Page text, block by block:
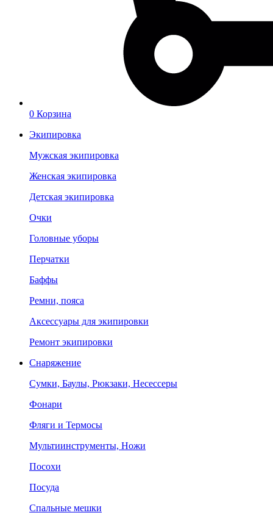
0 Корзина
Экипировка
Мужская экипировка
Женская экипировка
Детская экипировка
Очки
Головные уборы
Перчатки
Баффы
Ремни, пояса
Аксессуары для экипировки
Ремонт экипировки
Снаряжение
Сумки, Баулы, Рюкзаки, Несессеры
Фонари
Фляги и Термосы
Мультиинструменты, Ножи
Посохи
Посуда
Спальные мешки